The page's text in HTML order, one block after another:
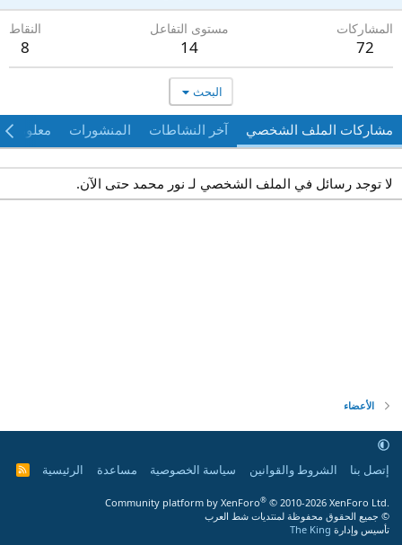
المشاركات
72
مستوى التفاعل
14
النقاط
8
البحث
مشاركات الملف الشخصي آخر النشاطات المنشورات معلومات
لا توجد رسائل في الملف الشخصي لـ نور محمد حتى الآن.
الأعضاء
إتصل بنا الشروط والقوانين سياسة الخصوصية مساعدة الرئيسية
R
Community platform by XenForo® © 2010-2026 XenForo Ltd.
© جميع الحقوق محفوظة لمنتديات شط العرب
تأسيس وإدارة The King